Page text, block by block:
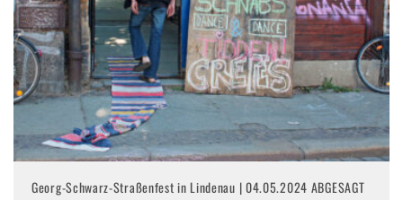
Georg-Schwarz-Straßenfest in Lindenau | 04.05.2024 ABGESAGT